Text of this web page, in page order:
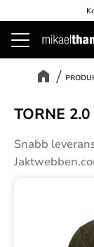
Menü
TORNE
Snabb